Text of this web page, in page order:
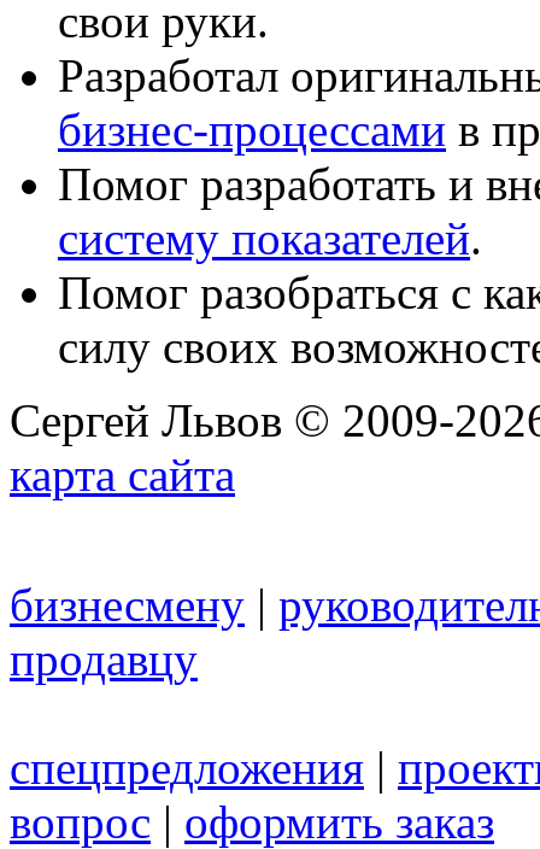
свои руки.
Разработал
бизнес-процессами в
Помог разработать и
систему показателей.
Помог разобраться с
силу своих
Сергей Львов © 2009-
карта сайта
бизнесмену |
продавцу
спецпредложения |
вопрос | оформить заказ